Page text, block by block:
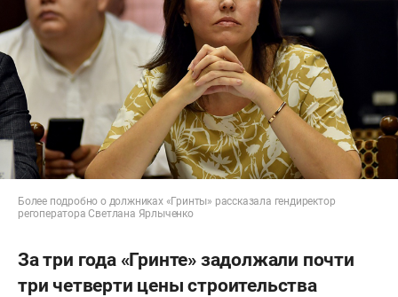
Более подробно о должниках «Гринты» рассказала гендиректор
регоператора Светлана Ярлыченко
За три года «Гринте» задолжали почти
три четверти цены строительства